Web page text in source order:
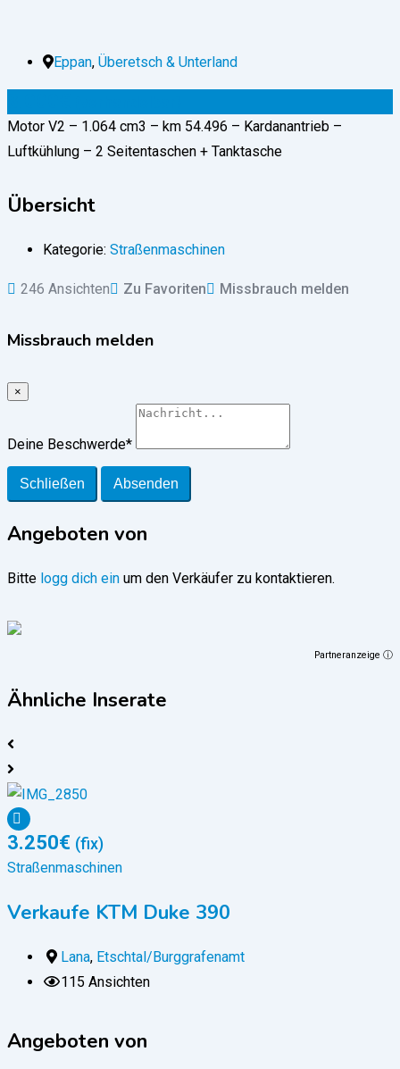
Eppan, Überetsch & Unterland
Motor V2 – 1.064 cm3 – km 54.496 – Kardanantrieb –
Luftkühlung – 2 Seitentaschen + Tanktasche
Übersicht
Kategorie: Straßenmaschinen
246 Ansichten Zu Favoriten Missbrauch melden
Missbrauch melden
×
Deine Beschwerde*
Schließen Absenden
Angeboten von
Bitte logg dich ein um den Verkäufer zu kontaktieren.
Partneranzeige ⓘ
Ähnliche Inserate
3.250€ (fix)
Straßenmaschinen
Verkaufe KTM Duke 390
Lana, Etschtal/Burggrafenamt
115 Ansichten
Angeboten von